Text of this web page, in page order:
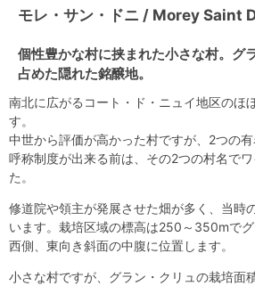
モレ・サン・ドニ / Morey Saint
個性豊かな村に挟まれた小さな村。グ
占めた隠れた銘醸地。
南北に広がるコート・ド・ニュイ地区のほ
す。
中世から評価が高かった村ですが、2つの
呼称制度が出来る前は、その2つの村名で
た。
修道院や領主が発展させた畑が多く、当時
います。栽培区域の標高は250～350mで
西側、東向き斜面の中腹に位置します。
小さな村ですが、グラン・クリュの栽培面